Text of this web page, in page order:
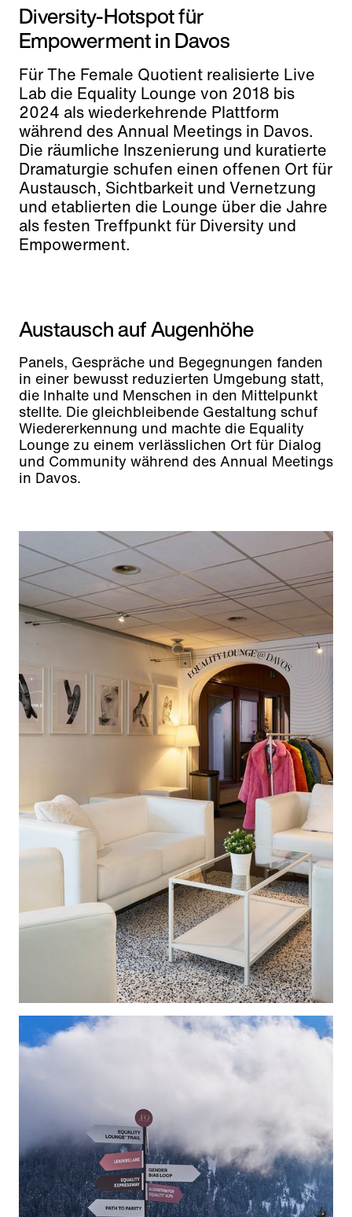
Diversity-Hotspot für
Empowerment in Davos
Für The Female Quotient realisierte Live
Lab die Equality Lounge von 2018 bis
2024 als wiederkehrende Plattform
während des Annual Meetings in Davos.
Die räumliche Inszenierung und kuratierte
Dramaturgie schufen einen offenen Ort für
Austausch, Sichtbarkeit und Vernetzung
und etablierten die Lounge über die Jahre
als festen Treffpunkt für Diversity und
Empowerment.
Austausch auf Augenhöhe
Panels, Gespräche und Begegnungen fanden
in einer bewusst reduzierten Umgebung statt,
die Inhalte und Menschen in den Mittelpunkt
stellte. Die gleichbleibende Gestaltung schuf
Wiedererkennung und machte die Equality
Lounge zu einem verlässlichen Ort für Dialog
und Community während des Annual Meetings
in Davos.